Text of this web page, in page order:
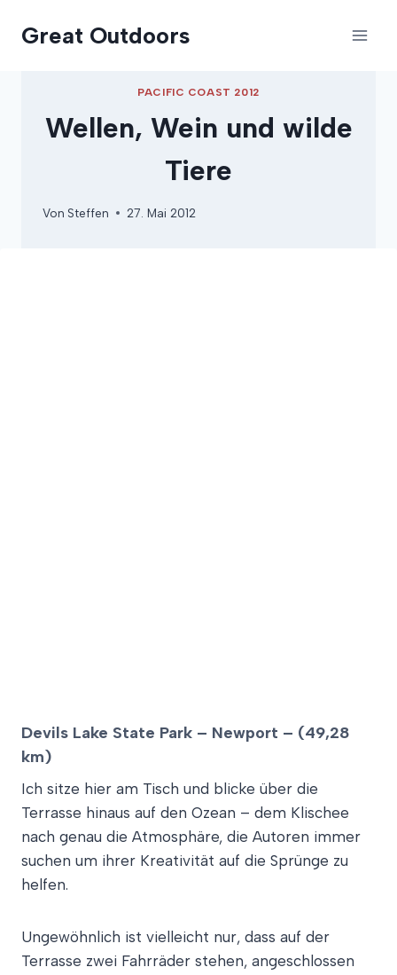
InhaltGreat Outdoors
PACIFIC COAST 2012
Wellen, Wein und wilde
Tiere
Von Steffen 27. Mai 2012
Devils Lake State Park – Newport – (49,28
km)
Ich sitze hier am Tisch und blicke über die
Terrasse hinaus auf den Ozean – dem Klischee
nach genau die Atmosphäre, die Autoren immer
suchen um ihrer Kreativität auf die Sprünge zu
helfen.
Ungewöhnlich ist vielleicht nur, dass auf der
Terrasse zwei Fahrräder stehen, angeschlossen